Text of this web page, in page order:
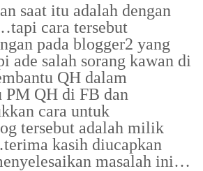
saat itu adalah dengan
cara tersebut
pada blogger2 yang
salah sorang kawan di
QH dalam
QH di FB dan
cara untuk
tersebut adalah milik
kasih diucapkan
masalah ini…